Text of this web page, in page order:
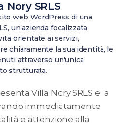
Nory SRLS
web WordPress di una
un'azienda focalizzata
orientate ai servizi,
chiaramente la sua identità, le
attraverso un'unica
strutturata.
Villa Nory SRLS e la
immediatamente
e attenzione alla